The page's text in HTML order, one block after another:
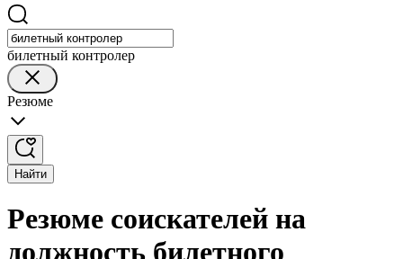
билетный контролер
Резюме
Найти
Резюме соискателей на
должность билетного